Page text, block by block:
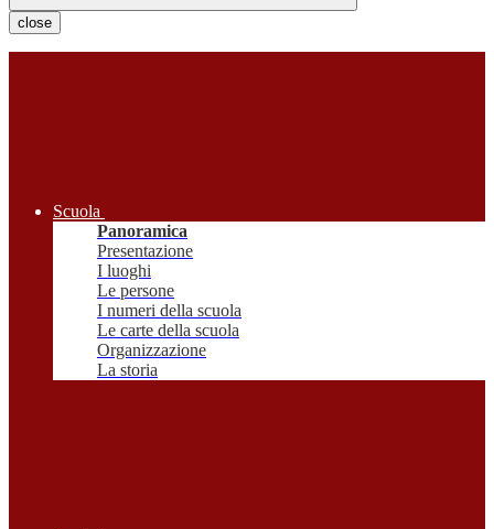
close
Scuola
Panoramica
Presentazione
I luoghi
Le persone
I numeri della scuola
Le carte della scuola
Organizzazione
La storia